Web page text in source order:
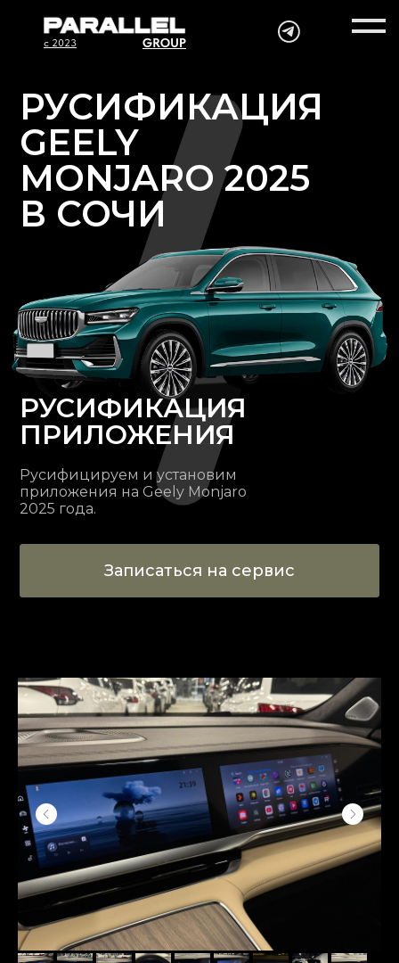
c 2023 GROUP
РУСИФИКАЦИЯ
ПРИЛОЖЕНИЯ
РУСИФИКАЦИЯ
GEELY
MONJARO 2025
В СОЧИ
Русифицируем и установим
приложения на Geely Monjaro
2025 года.
Записаться на сервис